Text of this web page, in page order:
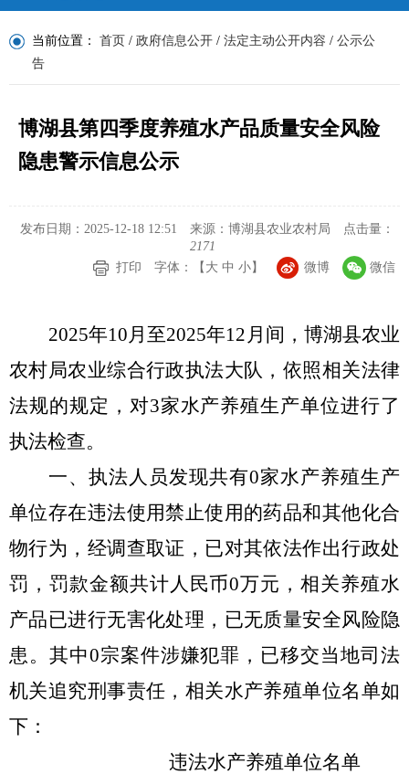
当前位置： 首页 / 政府信息公开 / 法定主动公开内容 / 公示公
告
博湖县第四季度养殖水产品质量安全风险
隐患警示信息公示
发布日期：2025-12-18 12:51 来源：博湖县农业农村局
点击量：
2171
打印
字体：【 大 中 小】 微博 微信
2025年10 月至2025年12 月间，博湖县农业
农村局农业综合行政执法大队，依照相关法律
法规的规定，对3家水产养殖生产单位进行了
执法检查。
一、 执法人员发现共有0家水产养殖生产
单位存在违法使用禁止使用的药品和其他化合
物行为，经调查取证，已对其依法作出行政处
罚，罚款金额共计人民币0万元，相关养殖水
产品已进行无害化处理，已无质量安全风险隐
患。其中0宗案件涉嫌犯罪，已移交当地司法
机关追究刑事责任，相关水产养殖单位名单如
下 ：
违法水产养殖单位名单